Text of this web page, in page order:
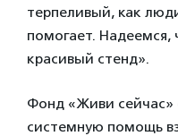
терпеливый, как
помогает. Надеемся,
красивый стенд».
Фонд «Живи сейчас»
системную помощь